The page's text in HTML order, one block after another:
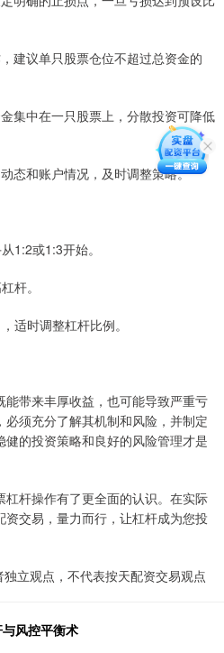
建议单只股票仓位不超过总资金的
集中在一只股票上，分散投资可降低
态和账户情况，及时调整策略。
1:2或1:3开始。
杆。
适时调整杠杆比例。
带来丰厚收益，也可能导致严重亏
须充分了解其机制和风险，并制定
的投资策略和良好的风险管理才是
杆操作有了更全面的认识。在实际
交易，量力而行，让杠杆成为您投
独立观点，不代表按天配资交易观点
风控平衡术